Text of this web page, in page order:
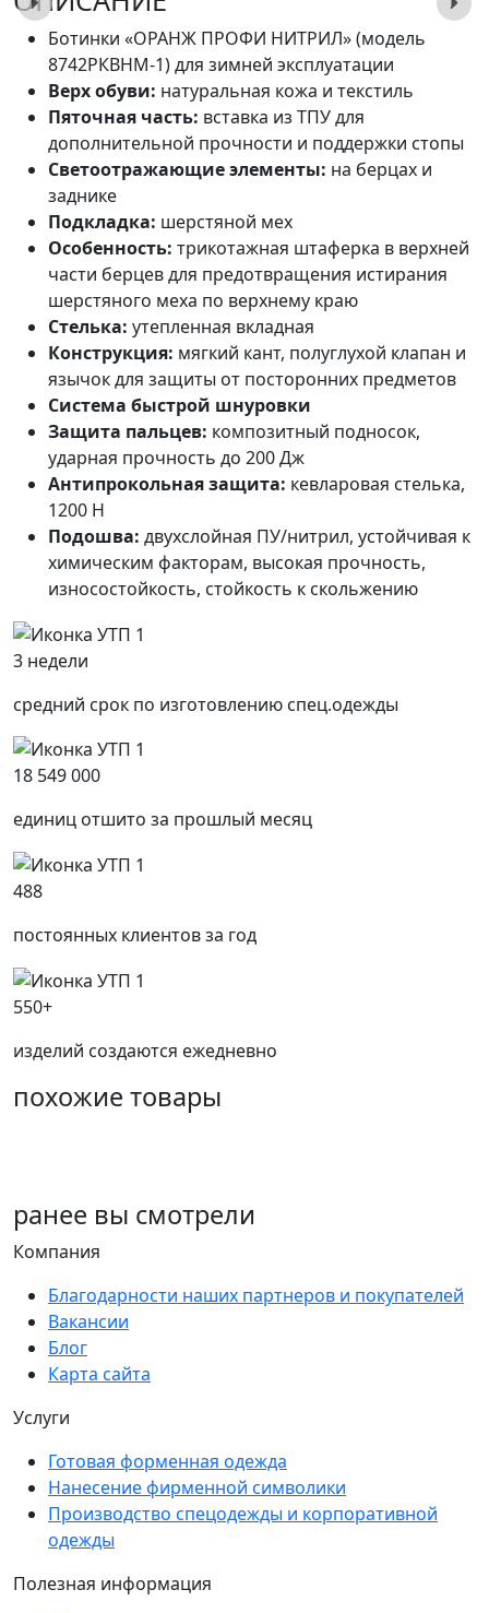
Ботинки «ОРАНЖ ПРОФИ НИТРИЛ» (модель
8742РКВНМ-1) для зимней эксплуатации
Верх обуви: натуральная кожа и текстиль
Пяточная часть: вставка из ТПУ для
дополнительной прочности и поддержки стопы
Светоотражающие элементы: на берцах и
заднике
Подкладка: шерстяной мех
Особенность: трикотажная штаферка в верхней
части берцев для предотвращения истирания
шерстяного меха по верхнему краю
Стелька: утепленная вкладная
Конструкция: мягкий кант, полуглухой клапан и
язычок для защиты от посторонних предметов
Система быстрой шнуровки
Защита пальцев: композитный подносок,
ударная прочность до 200 Дж
Антипрокольная защита: кевларовая стелька,
1200 Н
Подошва: двухслойная ПУ/нитрил, устойчивая к
химическим факторам, высокая прочность,
износостойкость, стойкость к скольжению
3 недели
средний срок по изготовлению спец.одежды
18 549 000
единиц отшито за прошлый месяц
488
постоянных клиентов за год
550+
изделий создаются ежедневно
похожие товары
ранее вы смотрели
Компания
Благодарности наших партнеров и покупателей
Вакансии
Блог
Карта сайта
Услуги
Готовая форменная одежда
Нанесение фирменной символики
Производство спецодежды и корпоративной
одежды
Полезная информация